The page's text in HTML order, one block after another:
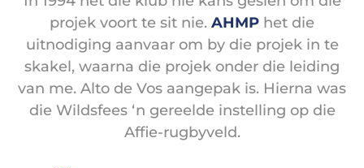
projek voort te sit nie. AHMP het die
uitnodiging aanvaar om by die projek in te
skakel, waarna die projek onder die leiding
van me. Alto de Vos aangepak is. Hierna was
die Wildsfees ‘n gereelde instelling op die
Affie-rugbyveld.